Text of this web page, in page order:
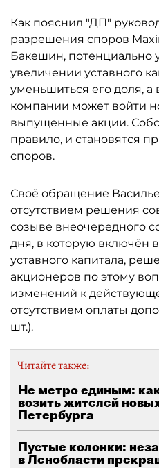
Как пояснил "ДП"
разрешения споров
Бакешин, потенциально
увеличении уставного
уменьшиться его доля, а
компании может войти
выпущенные акции.
правило, и становятся
споров.
Своё обращение
отсутствием решения
созыве внеочередного
дня, в которую включён
уставного капитала,
акционеров по этому
изменений к
отсутствием оплаты
шт.).
Читайте также:
Не метро единым:
возить жителей
Петербурга
Пустые колонки:
в Ленобласти